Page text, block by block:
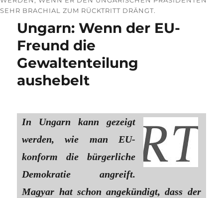
SEHR BRACHIAL ZUM RÜCKTRITT DRÄNGT.
Ungarn: Wenn der EU-
Freund die
Gewaltenteilung
aushebelt
In Ungarn kann gezeigt
werden, wie man EU-
konform die bürgerliche
Demokratie angreift.
Magyar hat schon angekündigt, dass der